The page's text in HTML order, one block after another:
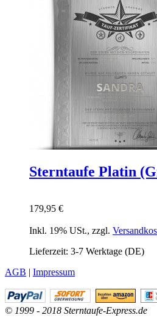
Sterntaufe Platin
179,95 €
Inkl. 19% USt., zzgl.
Lieferzeit: 3-7 Werktage (DE)
AGB | Impressum
© 1999 - 2018 Sterntaufe-Express.de